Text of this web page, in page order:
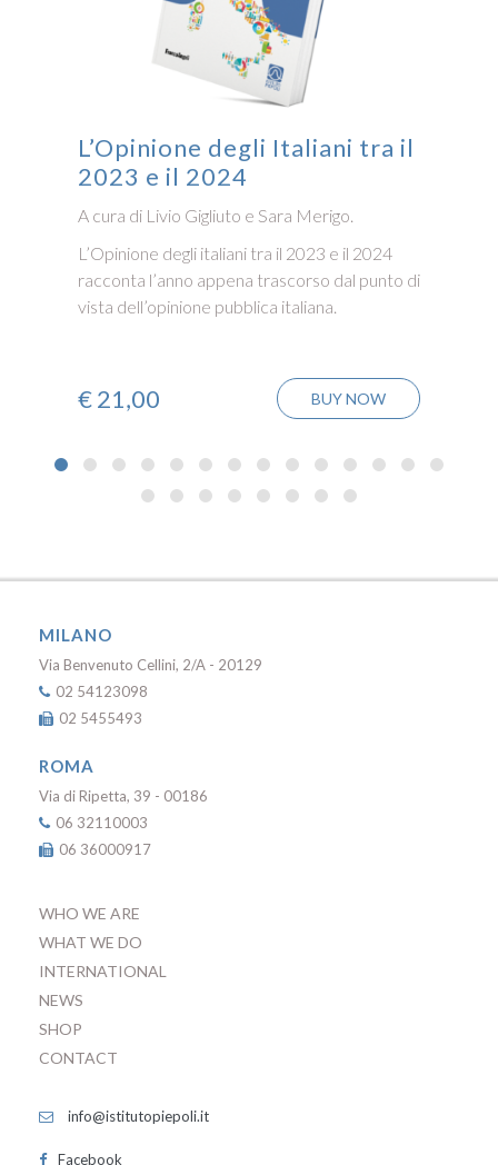
L’Opinione degli Italiani tra il
2023 e il 2024
A cura di Livio Gigliuto e Sara Merigo.
L’Opinione degli italiani tra il 2023 e il 2024
racconta l’anno appena trascorso dal punto di
vista dell’opinione pubblica italiana.
€21,00 BUY NOW
MILANO
Via Benvenuto Cellini, 2/A - 20129
02 54123098
02 5455493
ROMA
Via di Ripetta, 39 - 00186
06 32110003
06 36000917
WHO WE ARE
WHAT WE DO
INTERNATIONAL
NEWS
SHOP
CONTACT
info@istitutopiepoli.it
Facebook